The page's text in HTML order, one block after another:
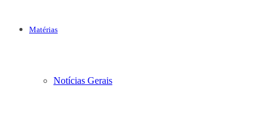
Matérias
Notícias Gerais